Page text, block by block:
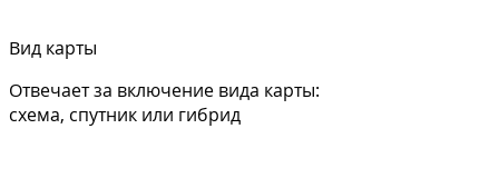
Вид карты
Отвечает за включение вида карты:
схема, спутник или гибрид